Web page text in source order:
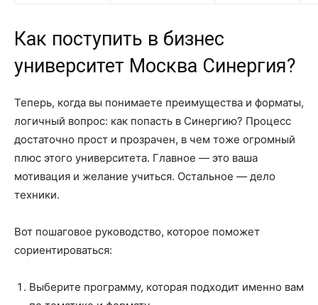
Как поступить в бизнес
университет Москва Синергия?
Теперь, когда вы понимаете преимущества и форматы,
логичный вопрос: как попасть в Синергию? Процесс
достаточно прост и прозрачен, в чем тоже огромный
плюс этого университета. Главное — это ваша
мотивация и желание учиться. Остальное — дело
техники.
Вот пошаговое руководство, которое поможет
сориентироваться:
Выберите программу, которая подходит именно вам